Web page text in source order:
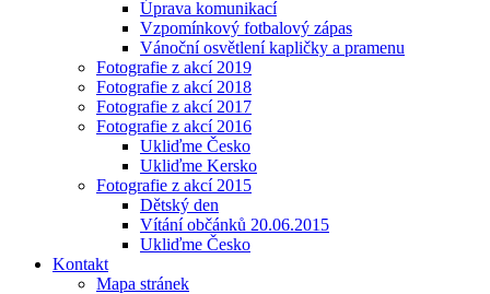
Úprava komunikací
Vzpomínkový fotbalový zápas
Vánoční osvětlení kapličky a pramenu
Fotografie z akcí 2019
Fotografie z akcí 2018
Fotografie z akcí 2017
Fotografie z akcí 2016
Ukliďme Česko
Ukliďme Kersko
Fotografie z akcí 2015
Dětský den
Vítání občánků 20.06.2015
Ukliďme Česko
Kontakt
Mapa stránek